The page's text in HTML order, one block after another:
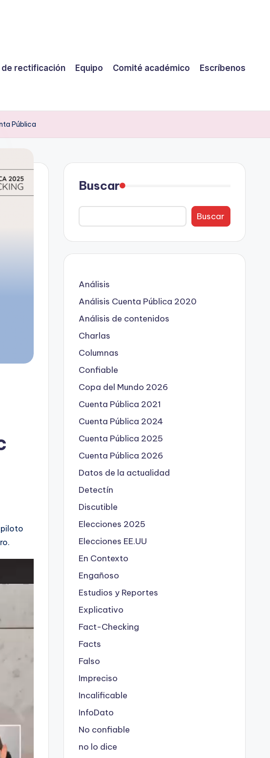
de rectificación Equipo Comité académico Escríbenos
Pública
piloto
Buscar
Buscar
Análisis
Análisis Cuenta Pública 2020
Análisis de contenidos
Charlas
Columnas
Confiable
Copa del Mundo 2026
Cuenta Pública 2021
Cuenta Pública 2024
Cuenta Pública 2025
Cuenta Pública 2026
Datos de la actualidad
Detectín
Discutible
Elecciones 2025
Elecciones EE.UU
En Contexto
Engañoso
Estudios y Reportes
Explicativo
Fact-Checking
Facts
Falso
Impreciso
Incalificable
InfoDato
No confiable
no lo dice